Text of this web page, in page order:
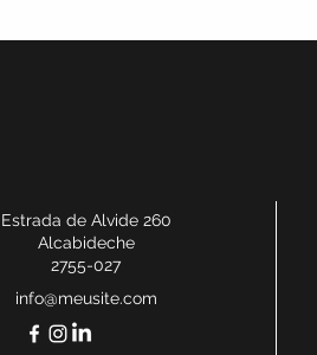
Estrada de Alvide 260
Alcabideche
2755-027
info@meusite.com